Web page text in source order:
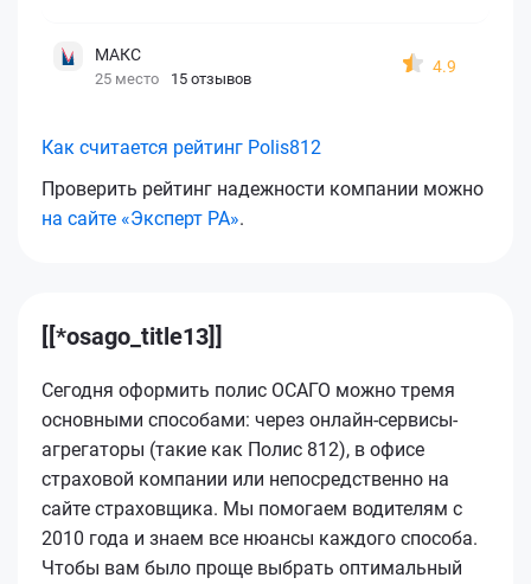
МАКС
25 место 15 отзывов
4.9
Как считается рейтинг Polis812
Проверить рейтинг надежности компании можно
на сайте «Эксперт РА».
[[*osago_title13]]
Сегодня оформить полис ОСАГО можно тремя
основными способами: через онлайн-сервисы-
агрегаторы (такие как Полис 812), в офисе
страховой компании или непосредственно на
сайте страховщика. Мы помогаем водителям с
2010 года и знаем все нюансы каждого способа.
Чтобы вам было проще выбрать оптимальный